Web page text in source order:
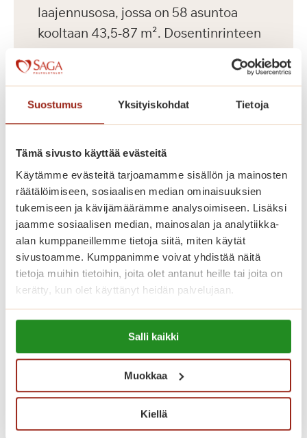
Suostumus Yksityiskohdat Tietoja
Tämä sivusto käyttää evästeitä
Käytämme evästeitä tarjoamamme sisällön ja mainosten
räätälöimiseen, sosiaalisen median ominaisuuksien
tukemiseen ja kävijämäärämme analysoimiseen. Lisäksi
jaamme sosiaalisen median, mainosalan ja analytiikka-
alan kumppaneillemme tietoja siitä, miten käytät
sivustoamme. Kumppanimme voivat yhdistää näitä
tietoja muihin tietoihin, joita olet antanut heille tai joita on
kerätty, kun olet käyttänyt heidän palvelujaan.
Lue lisää evästeistä:
https://sagacare.fi/evasteet/
Salli kaikki
Muokkaa
Kiellä
laajennusosa, jossa on 58 asuntoa
kooltaan 43,5-87 m². Dosentinrinteen
asunnot erottuvat edukseen suurilla
parvekkeillaan, joilta avautuu kauniit
talossa on muun muassa jalkahoitajan
Dosentinlinna on vuonna 2016
valmistunut laajennusosa.
Dosentinlinnassa on 71 modernia
asuntoa, joiden koko vaihtelee 30-60